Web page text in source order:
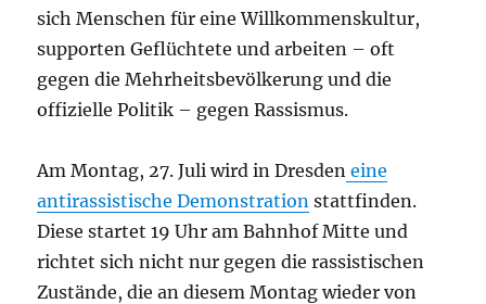
sich Menschen für eine Willkommenskultur,
supporten Geflüchtete und arbeiten – oft
gegen die Mehrheitsbevölkerung und die
offizielle Politik – gegen Rassismus.
Am Montag, 27. Juli wird in Dresden eine
antirassistische Demonstration stattfinden.
Diese startet 19 Uhr am Bahnhof Mitte und
richtet sich nicht nur gegen die rassistischen
Zustände, die an diesem Montag wieder von